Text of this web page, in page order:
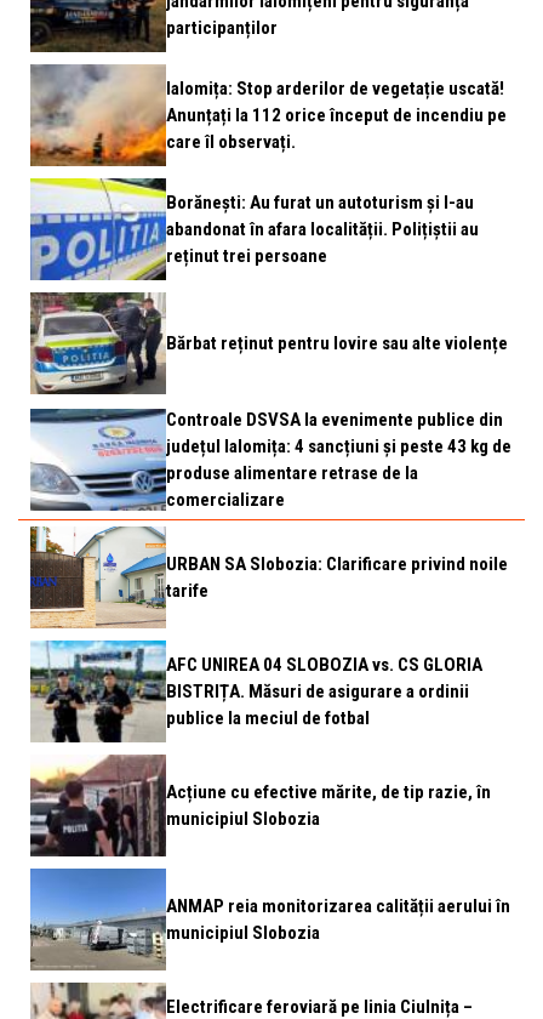
participanților
Ialomița: Stop arderilor de vegetație uscată!
Anunțați la 112 orice început de incendiu pe
care îl observați.
Borănești: Au furat un autoturism și l-au
abandonat în afara localității. Polițiștii au
reținut trei persoane
Bărbat reținut pentru lovire sau alte violențe
Controale DSVSA la evenimente publice din
județul Ialomița: 4 sancțiuni și peste 43 kg de
produse alimentare retrase de la
comercializare
URBAN SA Slobozia: Clarificare privind noile
tarife
AFC UNIREA 04 SLOBOZIA vs. CS GLORIA
BISTRIȚA. Măsuri de asigurare a ordinii
publice la meciul de fotbal
Acțiune cu efective mărite, de tip razie, în
municipiul Slobozia
ANMAP reia monitorizarea calității aerului în
municipiul Slobozia
Electrificare feroviară pe linia Ciulnița –